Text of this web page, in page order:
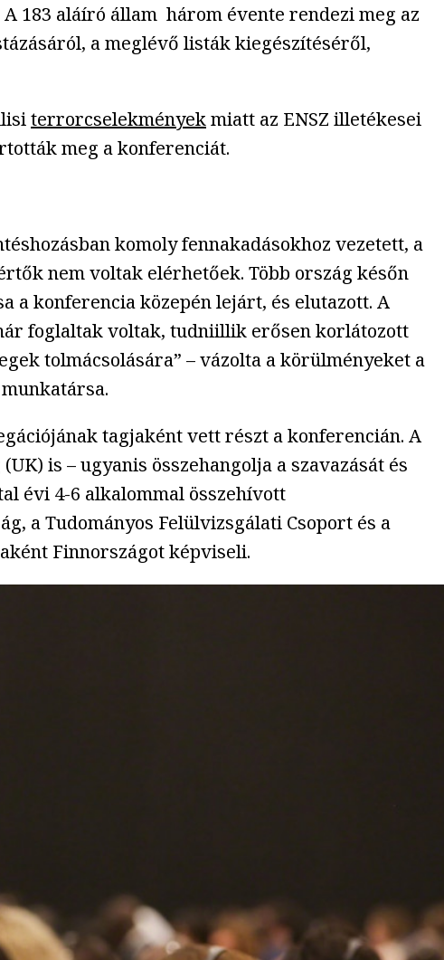
183 aláíró állam három évente rendezi meg az
a meglévő listák kiegészítéséről,
terrorcselekményekmiatt az ENSZ illetékesei
meg a konferenciát.
komoly fennakadásokhoz vezetett, a
nem voltak elérhetőek. Több ország későn
a konferencia közepén lejárt, és elutazott. A
foglaltak voltak, tudniillik erősen korlátozott
tolmácsolására” – vázolta a körülményeket a
tagjaként vett részt a konferencián. A
is – ugyanis összehangolja a szavazását és
évi 4-6 alkalommal összehívott
a Tudományos Felülvizsgálati Csoport és a
Finnországot képviseli.